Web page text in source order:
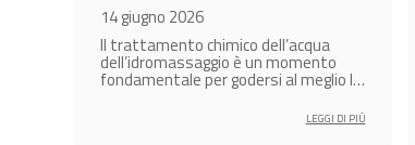
dell’idromassaggio
gonfiabile: come
farlo?
14 giugno 2026
Il trattamento chimico dell’acqua
dell’idromassaggio è un momento
fondamentale per godersi al meglio la
LEGGI DI PIÙ